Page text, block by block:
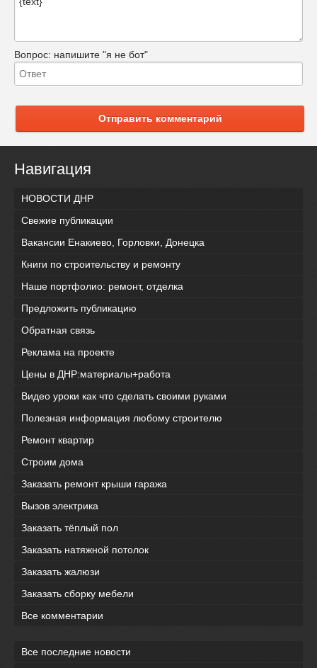
Вопрос: напишите "я не бот"
Отправить комментарий
Навигация
НОВОСТИ ДНР
Свежие публикации
Вакансии Енакиево, Горловки, Донецка
Книги по строительству и ремонту
Наше портфолио: ремонт, отделка
Предложить публикацию
Обратная связь
Реклама на проекте
Цены в ДНР:материалы+работа
Видео уроки как что сделать своими руками
Полезная информация любому строителю
Ремонт квартир
Строим дома
Заказать ремонт крыши гаража
Вызов электрика
Заказать тёплый пол
Заказать натяжной потолок
Заказать жалюзи
Заказать сборку мебели
Все комментарии
Все последние новости